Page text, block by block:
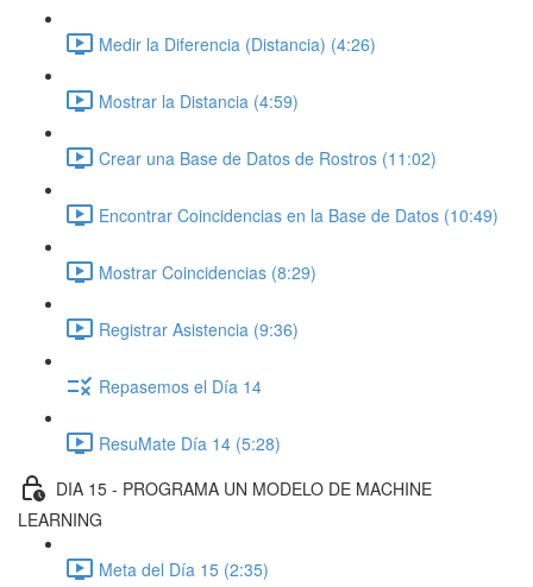
Medir la Diferencia (Distancia) (4:26)
Mostrar la Distancia (4:59)
Crear una Base de Datos de Rostros (11:02)
Encontrar Coincidencias en la Base de Datos (10:49)
Mostrar Coincidencias (8:29)
Registrar Asistencia (9:36)
Repasemos el Día 14
ResuMate Día 14 (5:28)
DIA 15 - PROGRAMA UN MODELO DE MACHINE
LEARNING
Meta del Día 15 (2:35)